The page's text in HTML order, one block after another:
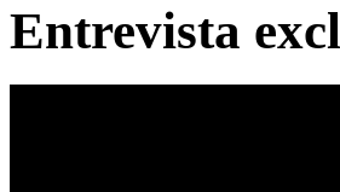
Entrevista